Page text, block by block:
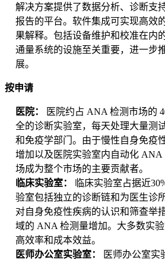
解决方案提供了数据分析、诊断支
报告的平台。软件集成可实现高效
果解释。包括设备维护和校准在内
通量系统的设施至关重要，进一步
展。
按申请
医院：
医院约占 ANA 检测市场的
全的诊断实验室，每天处理大量测
和免疫学部门。由于慢性自身免疫
增加以及医院实验室内自动化
场成为整个市场的主要贡献者。
临床实验室：
临床实验室占据近
验室包括独立的诊断链和为医生诊
对自身免疫性疾病的认识和筛查举
域的 ANA 检测量增加。大多数实
高效率和成本效益。
医师办公室实验室：
医师办公室实